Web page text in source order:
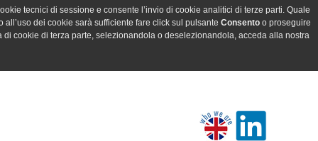
tecnici di sessione e consente l’invio di cookie analitici di terze parti. Quale
dei cookie sarà sufficiente fare click sul pulsante Consentoo proseguire
cookie di terza parte, selezionandola o deselezionandola, acceda alla nostra